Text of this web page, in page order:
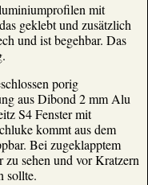
mit
geklebt und zusätzlich
und ist begehbar. Das
porig
aus Dibond 2 mm Alu
S4 Fenster mit
kommt aus dem
Bei zugeklapptem
zu sehen und vor Kratzern
sollte.